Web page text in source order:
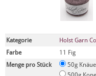
Kategorie
Holst Garn
Farbe
11 Fig
Menge pro Stück
50g Knäuel